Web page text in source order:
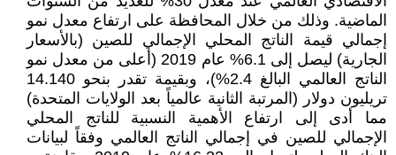
الماضية. وذلك من خلال المحافظة على ارتفاع معدل نمو
إجمالي قيمة الناتج المحلي الإجمالي للصين (بالأسعار
الجارية) ليصل إلى 6.1% عام 2019 (أعلى من معدل نمو
الناتج العالمي البالغ 2.4%)، وبقيمة تقدر بنحو 14.140
تريليون دولار (المرتبة الثانية عالمياً بعد الولايات المتحدة)
مما أدى إلى ارتفاع الأهمية النسبية للناتج المحلي
الإجمالي للصين في إجمالي الناتج العالمي وفقاً لبيانات